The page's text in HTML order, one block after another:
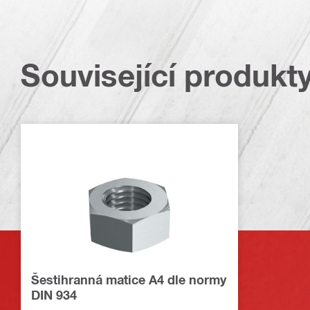
Související
Šestihranná matice A4 dle normy
DIN 934